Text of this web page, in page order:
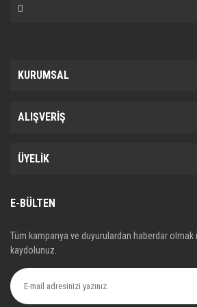
34116794919, 34116794920,
TEXTAR23312, TEXTAR23347,
KURUMSAL
ALIŞVERİŞ
ÜYELİK
E-BÜLTEN
Tüm kampanya ve duyurulardan haberdar
kaydolunuz.